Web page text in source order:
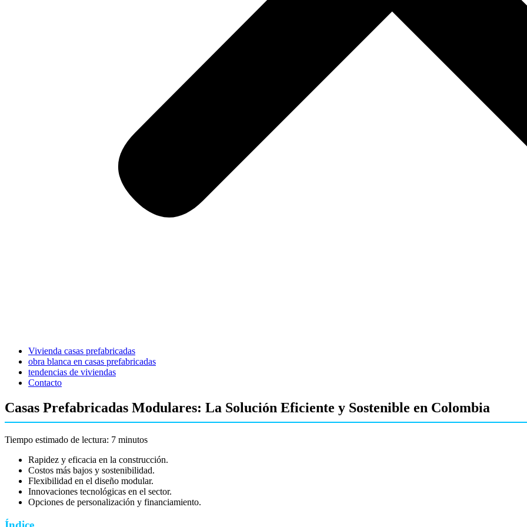
Vivienda casas prefabricadas
obra blanca en casas prefabricadas
tendencias de viviendas
Contacto
Casas Prefabricadas Modulares: La Solución Eficiente y Sostenible en Colombia
Tiempo estimado de lectura: 7 minutos
Rapidez y eficacia en la construcción.
Costos más bajos y sostenibilidad.
Flexibilidad en el diseño modular.
Innovaciones tecnológicas en el sector.
Opciones de personalización y financiamiento.